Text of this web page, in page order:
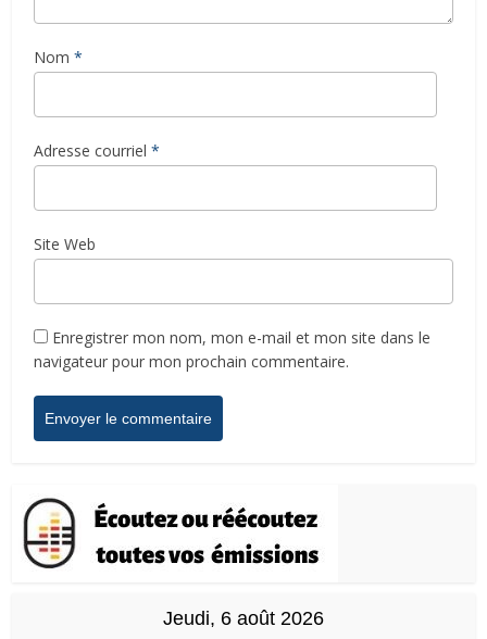
Nom *
Adresse courriel *
Site Web
Enregistrer mon nom, mon e-mail et mon site dans le
navigateur pour mon prochain commentaire.
Jeudi, 6 août 2026